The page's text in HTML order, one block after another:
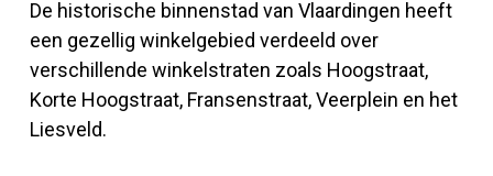
De historische binnenstad van Vlaardingen heeft
een gezellig winkelgebied verdeeld over
verschillende winkelstraten zoals Hoogstraat,
Korte Hoogstraat, Fransenstraat, Veerplein en het
Liesveld.